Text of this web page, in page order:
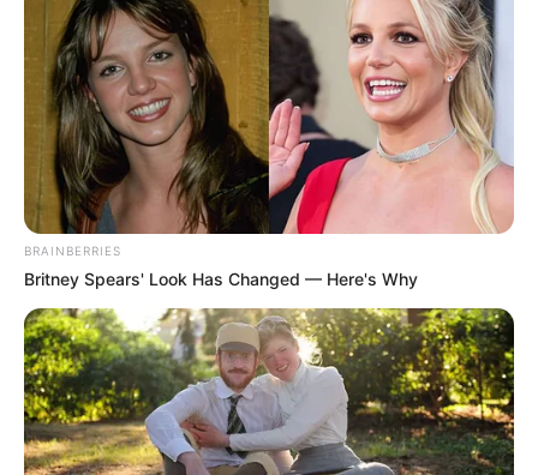
BRAINBERRIES
Britney Spears' Look Has Changed — Here's Why